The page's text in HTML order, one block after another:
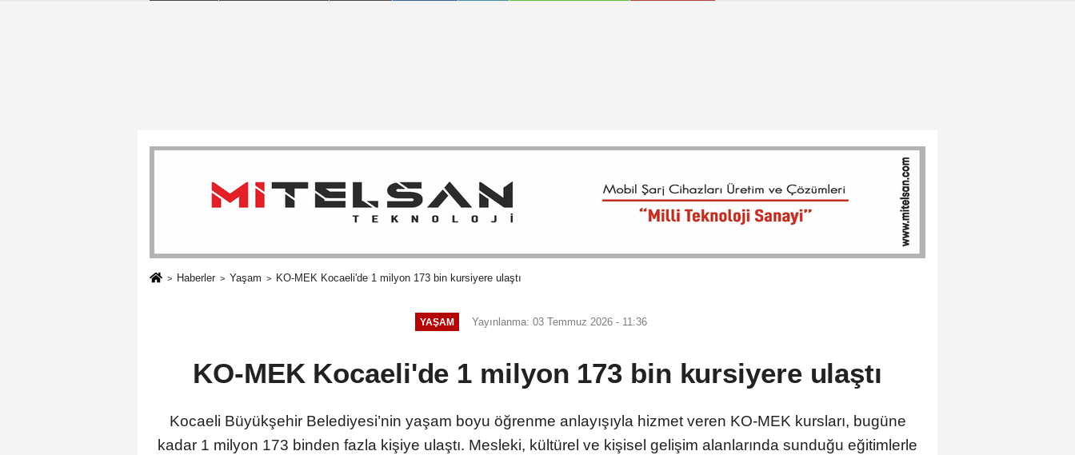
Haberler Yaşam KO-MEK Kocaeli'de 1 milyon 173 bin kursiyere ulaştı
YAŞAM Yayınlanma: 03 Temmuz 2026 - 11:36
KO-MEK Kocaeli'de 1 milyon 173 bin kursiyere ulaştı
Kocaeli Büyükşehir Belediyesi’nin yaşam boyu öğrenme anlayışıyla hizmet veren KO-MEK kursları, bugüne
kadar 1 milyon 173 binden fazla kişiye ulaştı. Mesleki, kültürel ve kişisel gelişim alanlarında sunduğu eğitimlerle